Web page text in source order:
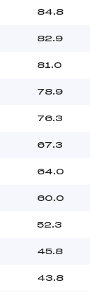
84.8
82.9
81.0
78.9
76.3
67.3
64.0
60.0
52.3
45.8
43.8